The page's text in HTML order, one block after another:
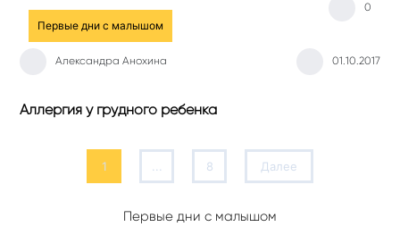
Первые дни с малышом
Александра Анохина 01.10.2017
0
Аллергия у грудного ребенка
1 ... 8 Далее
Первые дни с малышом